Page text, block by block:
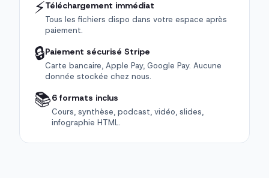
⚡Téléchargement immédiat
Tous les fichiers dispo dans votre espace après
paiement.
🔒Paiement sécurisé Stripe
Carte bancaire, Apple Pay, Google Pay. Aucune
donnée stockée chez nous.
📚6 formats inclus
Cours, synthèse, podcast, vidéo, slides,
infographie HTML.